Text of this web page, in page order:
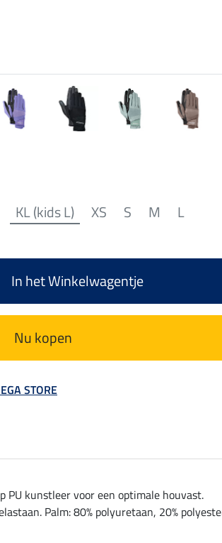
KL (kids L) XS S M L
In het Winkelwagentje
Nu kopen
STORE
PU kunstleer voor een optimale houvast.
Palm: 80% polyuretaan, 20%